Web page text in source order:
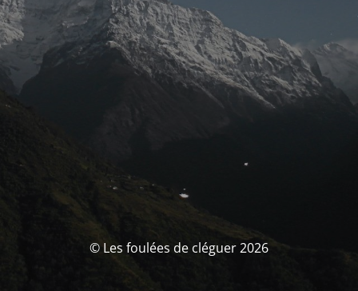
© Les foulées de cléguer 2026